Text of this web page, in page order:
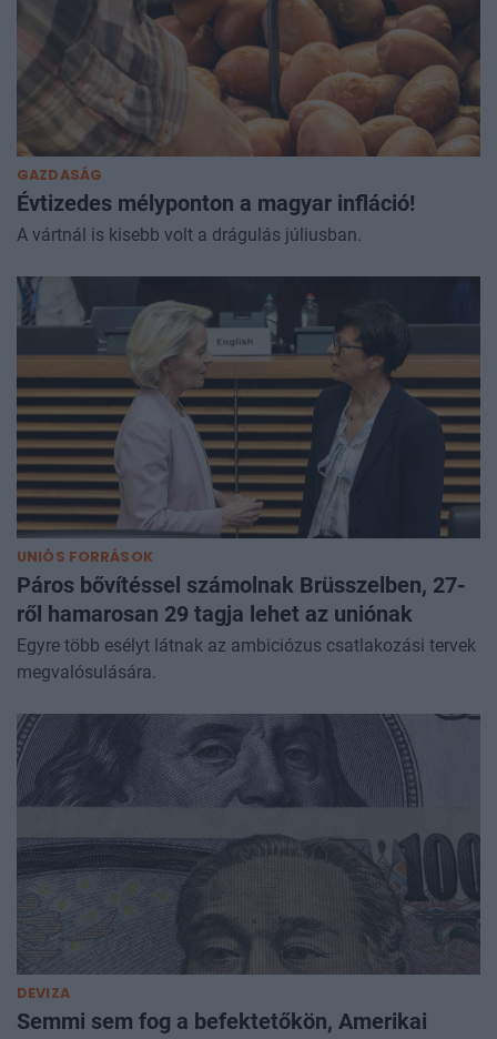
GAZDASÁG
Évtizedes mélyponton a magyar infláció!
A vártnál is kisebb volt a drágulás júliusban.
UNIÓS FORRÁSOK
Páros bővítéssel számolnak Brüsszelben, 27-
ről hamarosan 29 tagja lehet az uniónak
Egyre több esélyt látnak az ambiciózus csatlakozási tervek
megvalósulására.
DEVIZA
Semmi sem fog a befektetőkön, Amerikai